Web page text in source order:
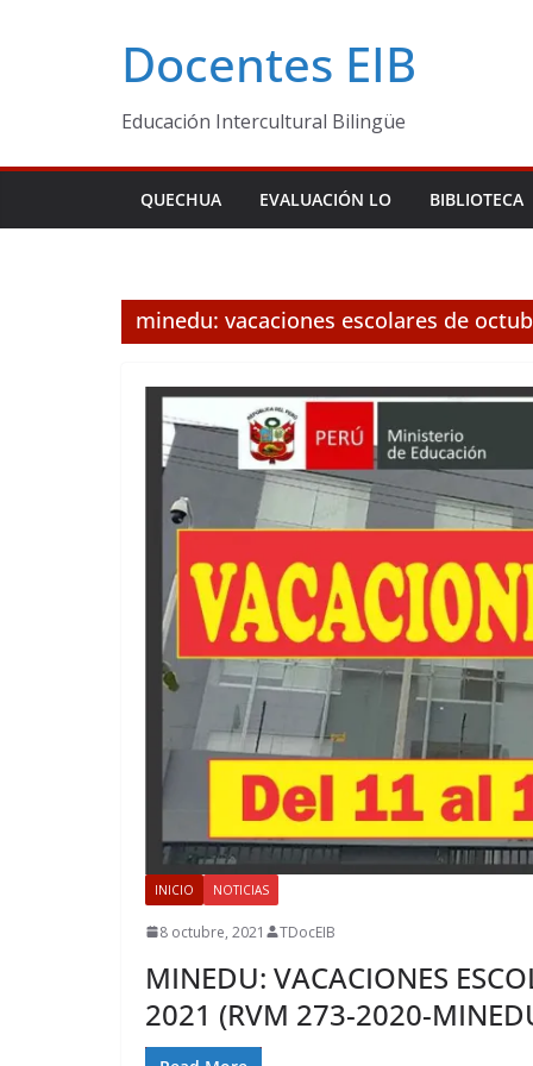
Docentes EIB
Educación Intercultural Bilingüe
QUECHUA EVALUACIÓN LO BIBLIOTECA
minedu: vacaciones escolares de
INICIO NOTICIAS
8 octubre, 2021 TDocEIB
MINEDU: VACACIONES
2021 (RVM 273-2020-